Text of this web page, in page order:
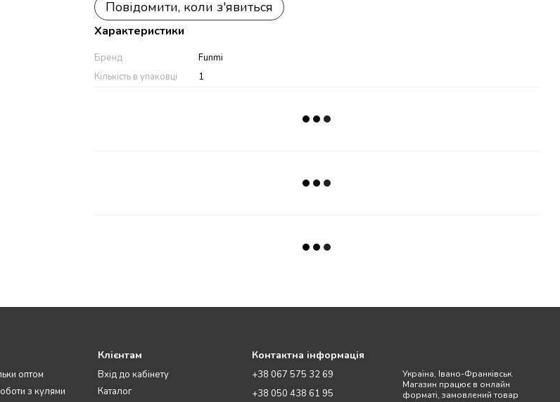
Повідомити, коли з'явиться
Характеристики
Бренд
Funmi
Кількість в упаковці
1
оптом
з кулями
Клієнтам
Вхід до кабінету
Каталог
Контактна інформація
+38 067 575 32 69
+38 050 438 61 95
Україна, Івано-Франківськ.
Магазин працює в онлайн
форматі, замовлений товар